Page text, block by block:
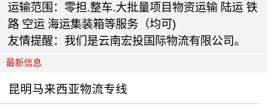
运输范围：零担.整车.大批量项目物资运输 陆运 铁
路 空运 海运集装箱等服务（均可)
友情提醒：我们是云南宏投国际物流有限公司。
最新信息
昆明马来西亚物流专线